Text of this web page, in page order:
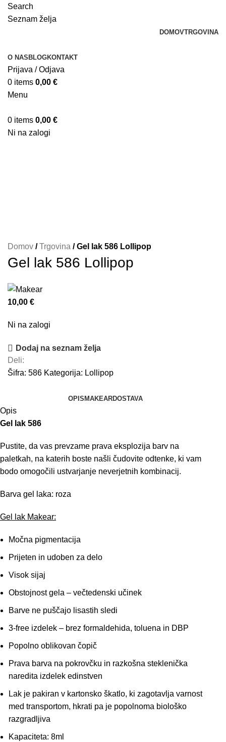
Search
Seznam želja
DOMOVTRGOVINA
O NAS BLOGKONTAKT
Prijava / Odjava
0 items 0,00 €
Menu
0 items 0,00 €
Ni na zalogi
Domov / Trgovina / Gel lak 586 Lollipop
Gel lak 586 Lollipop
€
Ni na zalogi
Dodaj na seznam želja
Deli:
Šifra: 586 Kategorija: Lollipop
OPIS MAKEARDOSTAVA
Opis
Gel lak 586
Pustite, da vas prevzame prava eksplozija barv na
paletkah, na katerih boste našli čudovite odtenke, ki vam
bodo omogočili ustvarjanje neverjetnih kombinacij.
Barva gel laka: roza
Gel lak Makear:
Močna pigmentacija
Prijeten in udoben za delo
Visok sijaj
Obstojnost gela – večtedenski učinek
Barve ne puščajo lisastih sledi
3-free izdelek – brez formaldehida, toluena in DBP
Popolno oblikovan čopič
Prava barva na pokrovčku in razkošna steklenička
naredita izdelek edinstven
Lak je pakiran v kartonsko škatlo, ki zagotavlja varnost
med transportom, hkrati pa je popolnoma biološko
razgradljiva
Kapaciteta: 8ml